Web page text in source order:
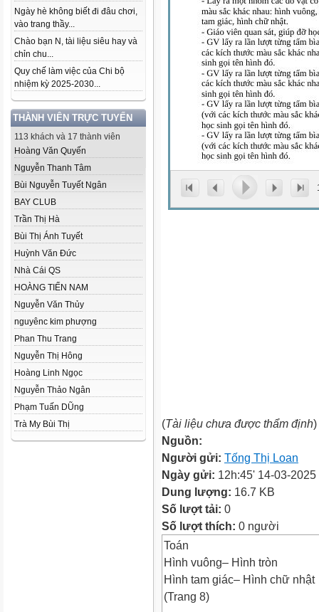
Ngày hè không biết đi đâu chơi,
vào trang thầy...
Chào bạn N, tài liệu siêu hay và
chỉn chu...
Quy chế làm việc của Chi bộ
nhiệm kỳ 2025-2030...
THÀNH VIÊN TRỰC TUYẾN
113 khách và 17 thành viên
Hoàng Văn Quyến
Nguyễn Thanh Tâm
Bùi Nguyễn Tuyết Ngân
BAY CLUB
Trần Thị Hà
Bùi Thị Ánh Tuyết
Huỳnh Văn Đức
Nhà Cái QS
HOÀNG TIẾN NAM
Nguyễn Văn Thủy
nguyênc kim phượng
Phan Thu Trang
Nguyễn Thị Hông
Hoàng Linh Ngọc
Nguyễn Thảo Ngân
Phạm Tuấn DŨng
Trà My Bùi Thị
(Tài liệu chưa được thẩm định)
Nguồn:
Người gửi: Tống Thị Loan
Ngày gửi: 12h:45' 14-03-2025
Dung lượng: 16.7 KB
Số lượt tải: 0
Số lượt thích: 0 người
Toán
Hình vuông‒ Hình tròn
Hình tam giác‒ Hình chữ nhật
(Trang 8)